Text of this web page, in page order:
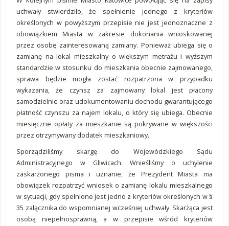
uchwały stwierdziło, że spełnienie jednego z kryteriów
określonych w powyższym przepisie nie jest jednoznaczne z
obowiązkiem Miasta w zakresie dokonania wnioskowanej
przez osobę zainteresowaną zamiany. Ponieważ ubiega się o
zamianę na lokal mieszkalny o większym metrażu i wyższym
standardzie w stosunku do mieszkania obecnie zajmowanego,
sprawa będzie mogła zostać rozpatrzona w przypadku
wykazania, że czynsz za zajmowany lokal jest płacony
samodzielnie oraz udokumentowaniu dochodu gwarantującego
płatność czynszu za najem lokalu, o który się ubiega. Obecnie
miesięczne opłaty za mieszkanie są pokrywane w większości
przez otrzymywany dodatek mieszkaniowy.
Sporządziliśmy skargę do Wojewódzkiego Sądu
Administracyjnego w Gliwicach. Wnieśliśmy o uchylenie
zaskarżonego pisma i uznanie, że Prezydent Miasta ma
obowiązek rozpatrzyć wniosek o zamianę lokalu mieszkalnego
w sytuacji, gdy spełnione jest jedno z kryteriów określonych w §
35 załącznika do wspomnianej wcześniej uchwały. Skarżąca jest
osobą niepełnosprawną, a w przepisie wśród kryteriów